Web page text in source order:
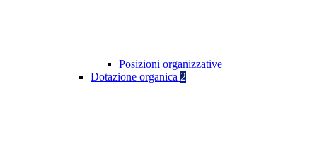
Posizioni organizzative
Dotazione organica 2